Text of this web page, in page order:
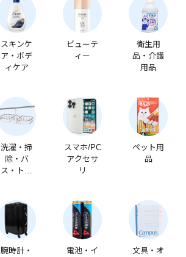
スキンケ
ア・ボデ
ィケア
ビューテ
ィー
衛生用
品・介護
用品
洗濯・掃
除・バ
ス・トイ
スマホ/PC
アクセサ
リ
ペット用
品
腕時計・
電池・イ
文具・オ